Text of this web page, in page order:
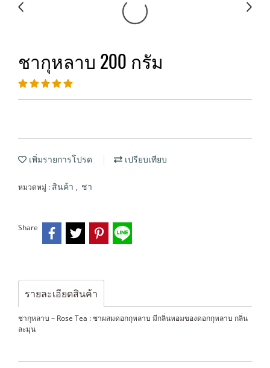
ชากุหลาบ 200 กรัม
เพิ่มรายการโปรด เปรียบเทียบ
หมวดหมู่ : สินค้า , ชา
Share
รายละเอียดสินค้า
ชากุหลาบ – Rose Tea : ชาผสมดอกกุหลาบ มีกลิ่นหอมของดอกกุหลาบ กลิ่น
ละมุน